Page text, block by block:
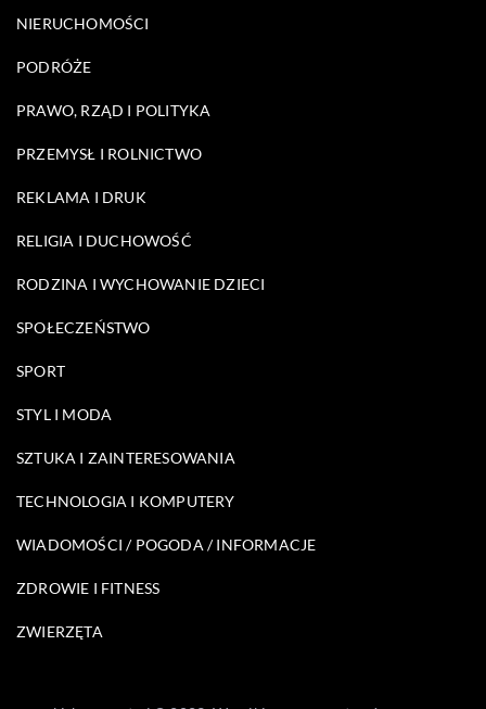
NIERUCHOMOŚCI
PODRÓŻE
PRAWO, RZĄD I POLITYKA
PRZEMYSŁ I ROLNICTWO
REKLAMA I DRUK
RELIGIA I DUCHOWOŚĆ
RODZINA I WYCHOWANIE DZIECI
SPOŁECZEŃSTWO
SPORT
STYL I MODA
SZTUKA I ZAINTERESOWANIA
TECHNOLOGIA I KOMPUTERY
WIADOMOŚCI / POGODA / INFORMACJE
ZDROWIE I FITNESS
ZWIERZĘTA